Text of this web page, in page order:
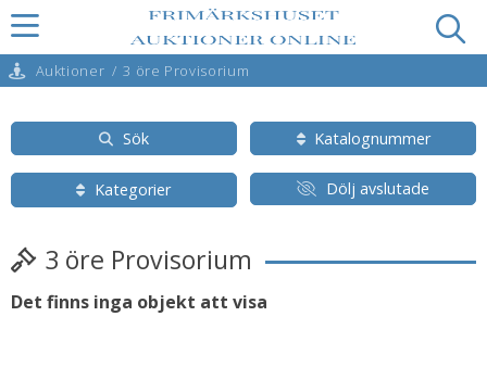
Auktioner / 3 öre Provisorium
Sök Katalognummer
Kategorier Dölj avslutade
3 öre Provisorium
Det finns inga objekt att visa